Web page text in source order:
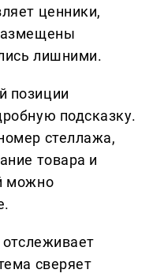
ценники,
лишними.
позиции
подсказку.
стеллажа,
товара и
можно
сверяет